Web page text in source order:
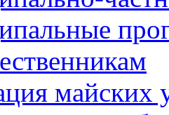
майских